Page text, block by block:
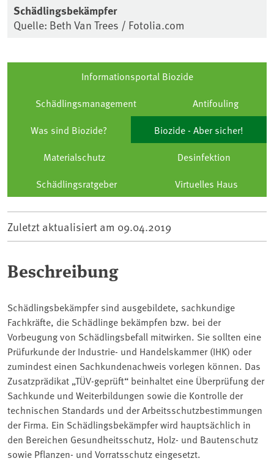
Schädlingsbekämpfer
Quelle: Beth Van Trees / Fotolia.com
Informationsportal Biozide
Schädlingsmanagement
Antifouling
Was sind Biozide?
Biozide - Aber sicher!
Materialschutz
Desinfektion
Schädlingsratgeber
Virtuelles Haus
Zuletzt aktualisiert am 09.04.2019
Beschreibung
Schädlingsbekämpfer sind ausgebildete, sachkundige
Fachkräfte, die Schädlinge bekämpfen bzw. bei der
Vorbeugung von Schädlingsbefall mitwirken. Sie sollten eine
Prüfurkunde der Industrie- und Handelskammer (IHK) oder
zumindest einen Sachkundenachweis vorlegen können. Das
Zusatzprädikat „TÜV-geprüft“ beinhaltet eine Überprüfung der
Sachkunde und Weiterbildungen sowie die Kontrolle der
technischen Standards und der Arbeitsschutzbestimmungen
der Firma. Ein Schädlingsbekämpfer wird hauptsächlich in
den Bereichen Gesundheitsschutz, Holz- und Bautenschutz
sowie Pflanzen- und Vorratsschutz eingesetzt.